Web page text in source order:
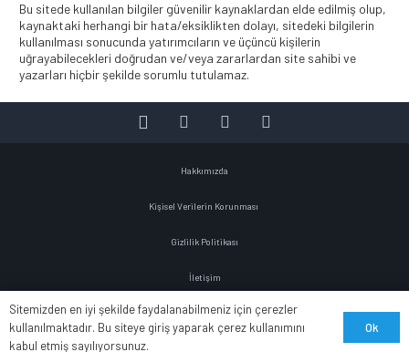
Bu sitede kullanılan bilgiler güvenilir kaynaklardan elde edilmiş olup,
kaynaktaki herhangi bir hata/eksiklikten dolayı, sitedeki bilgilerin
kullanılması sonucunda yatırımcıların ve üçüncü kişilerin
uğrayabilecekleri doğrudan ve/veya zararlardan site sahibi ve
yazarları hiçbir şekilde sorumlu tutulamaz.
Hakkımızda
Kişisel Verilerin Korunması
Gizlilik Politikası
İletişim
Sitemizden en iyi şekilde faydalanabilmeniz için çerezler
kullanılmaktadır. Bu siteye giriş yaparak çerez kullanımını
kabul etmiş sayılıyorsunuz.
Ok